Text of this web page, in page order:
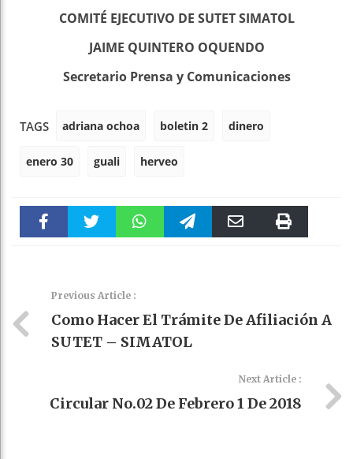
COMITÉ EJECUTIVO DE SUTET SIMATOL
JAIME QUINTERO OQUENDO
Secretario Prensa y Comunicaciones
TAGS adriana ochoa boletin 2 dinero
enero 30 guali herveo
Previous Article :
Como Hacer El Trámite De Afiliación A
SUTET – SIMATOL
Next Article :
Circular No.02 De Febrero 1 De 2018